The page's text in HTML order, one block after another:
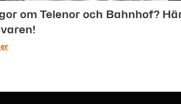
om Telenor och Bahnhof?